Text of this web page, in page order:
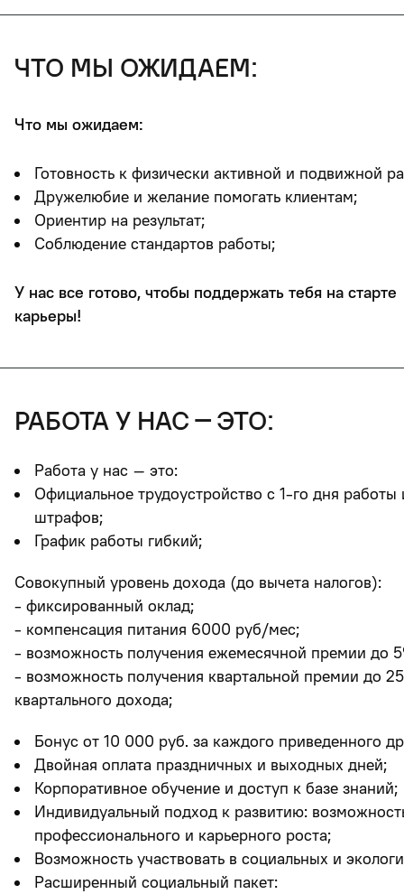
что мы ожидаем:
Что мы ожидаем:
Готовность к физически активной и подвижной
Дружелюбие и желание помогать клиентам;
Ориентир на результат;
Соблюдение стандартов работы;
У нас все готово, чтобы поддержать тебя на старте
работа у нас – это:
Работа у нас – это:
Официальное трудоустройство с 1-го дня работы
штрафов;
График работы гибкий;
Совокупный уровень дохода (до вычета налогов):
- фиксированный оклад;
- компенсация питания 6000 руб/мес;
- возможность получения ежемесячной премии до
- возможность получения квартальной премии до
квартального дохода;
Бонус от 10 000 руб. за каждого приведенного
Двойная оплата праздничных и выходных дней;
Корпоративное обучение и доступ к базе знаний;
Индивидуальный подход к развитию:
профессионального и карьерного роста;
Возможность участвовать в социальных и
Расширенный социальный пакет: